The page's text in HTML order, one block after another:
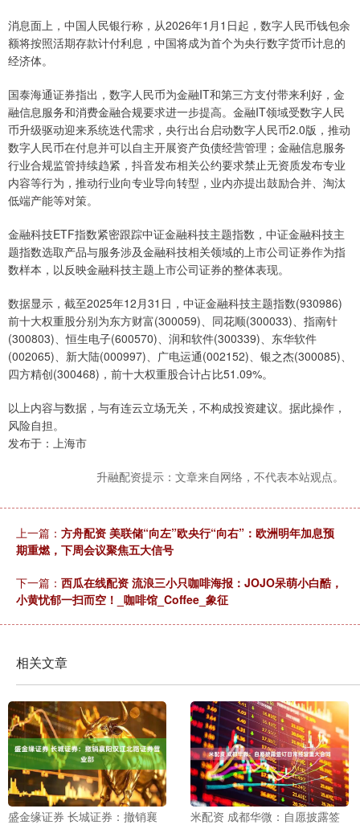
消息面上，中国人民银行称，从2026年1月1日起，数字人民币钱包余
额将按照活期存款计付利息，中国将成为首个为央行数字货币计息的
经济体。
国泰海通证券指出，数字人民币为金融IT和第三方支付带来利好，金
融信息服务和消费金融合规要求进一步提高。金融IT领域受数字人民
币升级驱动迎来系统迭代需求，央行出台启动数字人民币2.0版，推动
数字人民币在付息并可以自主开展资产负债经营管理；金融信息服务
行业合规监管持续趋紧，抖音发布相关公约要求禁止无资质发布专业
内容等行为，推动行业向专业导向转型，业内亦提出鼓励合并、淘汰
低端产能等对策。
金融科技ETF指数紧密跟踪中证金融科技主题指数，中证金融科技主
题指数选取产品与服务涉及金融科技相关领域的上市公司证券作为指
数样本，以反映金融科技主题上市公司证券的整体表现。
数据显示，截至2025年12月31日，中证金融科技主题指数(930986)
前十大权重股分别为东方财富(300059)、同花顺(300033)、指南针
(300803)、恒生电子(600570)、润和软件(300339)、东华软件
(002065)、新大陆(000997)、广电运通(002152)、银之杰(300085)、
四方精创(300468)，前十大权重股合计占比51.09%。
以上内容与数据，与有连云立场无关，不构成投资建议。据此操作，
风险自担。
发布于：上海市
升融配资提示：文章来自网络，不代表本站观点。
上一篇： 方舟配资 美联储“向左”欧央行“向右”：欧洲明年加息预
期重燃，下周会议聚焦五大信号
下一篇： 西瓜在线配资 流浪三小只咖啡海报：JOJO呆萌小白酷，
小黄忧郁一扫而空！_咖啡馆_Coffee_象征
相关文章
盛金缘证券 长城证券：撤销襄
米配资 成都华微：自愿披露签